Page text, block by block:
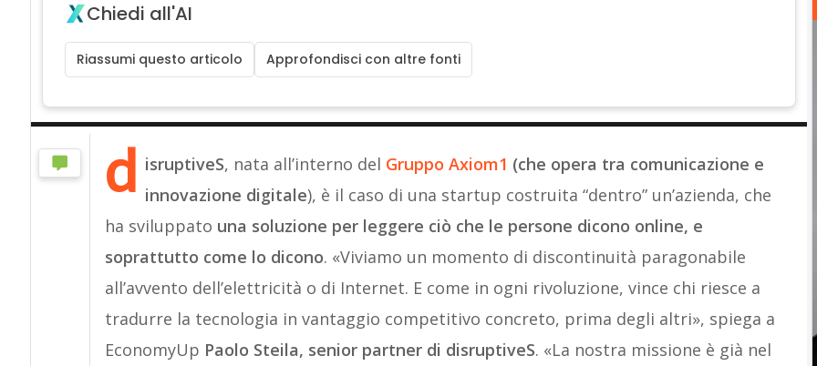
Chiedi all'AI
Riassumi questo articolo Approfondisci con altre fonti
d isruptiveS, nata all’interno del Gruppo Axiom1 (che opera tra comunicazione e
innovazione digitale), è il caso di una startup costruita “dentro” un’azienda, che
ha sviluppato una soluzione per leggere ciò che le persone dicono online, e
soprattutto come lo dicono. «Viviamo un momento di discontinuità paragonabile
all’avvento dell’elettricità o di Internet. E come in ogni rivoluzione, vince chi riesce a
tradurre la tecnologia in vantaggio competitivo concreto, prima degli altri», spiega a
EconomyUp Paolo Steila, senior partner di disruptiveS. «La nostra missione è già nel